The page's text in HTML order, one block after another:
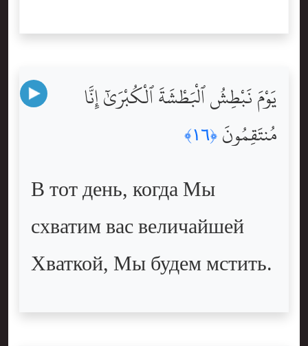
يَوْمَ نَبْطِشُ ٱلْبَطْشَةَ ٱلْكُبْرَىٰٓ إِنَّا
مُنتَقِمُونَ ﴿١٦﴾
В тот день, когда Мы
схватим вас величайшей
Хваткой, Мы будем мстить.